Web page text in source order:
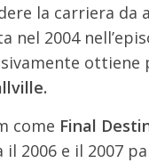
la carriera da
nel 2004
ottiene
come Final
il 2006 e il 2007